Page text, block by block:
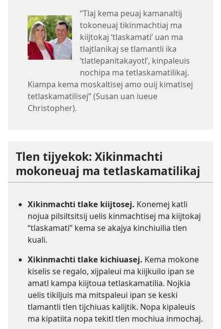
“Tlaj kema peuaj kamanaltij
tokoneuaj tikinmachtiaj ma
kiijtokaj ‘tlaskamatiʼ uan ma
tlajtlanikaj se tlamantli ika
‘tlatlepanitakayotlʼ, kinpaleuis
nochipa ma tetlaskamatilikaj.
Kiampa kema moskaltisej amo ouij kimatisej
tetlaskamatilisej” (Susan uan iueue
Christopher).
Tlen tijyekok: Xikinmachti
mokoneuaj ma tetlaskamatilikaj
Xikinmachti tlake kiijtosej. Konemej katli
nojua pilsiltsitsij uelis kinmachtisej ma kiijtokaj
“tlaskamati” kema se akajya kinchiuilia tlen
kuali.
Xikinmachti tlake kichiuasej. Kema mokone
kiselis se regalo, xijpaleui ma kiijkuilo ipan se
amatl kampa kiijtoua tetlaskamatilia. Nojkia
uelis tikiljuis ma mitspaleui ipan se keski
tlamantli tlen tijchiuas kalijtik. Nopa kipaleuis
ma kipatiita nopa tekitl tlen mochiua inmochaj.